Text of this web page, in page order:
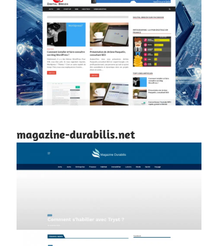
magazine-durabilis.net